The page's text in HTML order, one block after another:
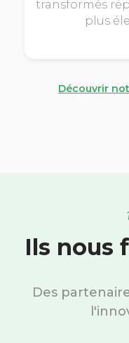
transformés
plus
Découvrir
Ils nous
Des